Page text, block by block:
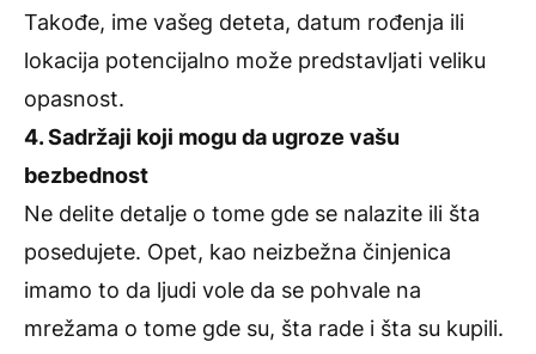
Takođe, ime vašeg deteta, datum rođenja ili
lokacija potencijalno može predstavljati veliku
opasnost.
4. Sadržaji koji mogu da ugroze vašu
bezbednost
Ne delite detalje o tome gde se nalazite ili šta
posedujete. Opet, kao neizbežna činjenica
imamo to da ljudi vole da se pohvale na
mrežama o tome gde su, šta rade i šta su kupili.